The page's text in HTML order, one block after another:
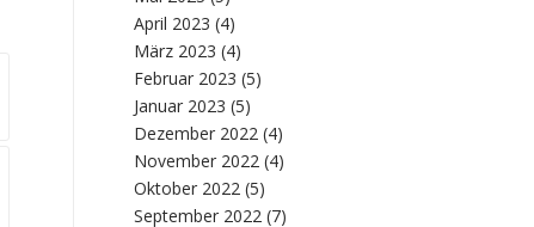
April 2023 (4)
März 2023 (4)
Februar 2023 (5)
Januar 2023 (5)
Dezember 2022 (4)
November 2022 (4)
Oktober 2022 (5)
September 2022 (7)